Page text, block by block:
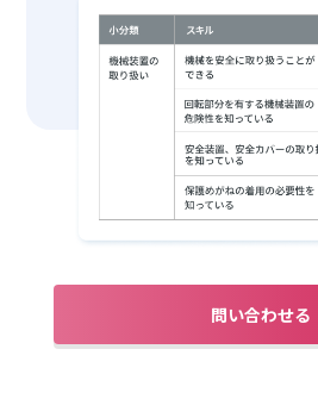
問い合わせる